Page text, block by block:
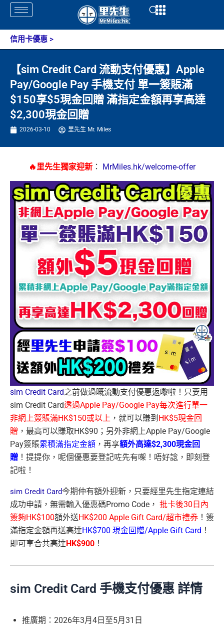
Skip
content
Open
信用卡優惠 >
【sim Credit Card 流動支付優惠】Apple
Pay/Google Pay 手機支付 單一簽賬滿
$150享$5現金回贈 滿指定金額再享高達
$2,300現金回贈
2026-03-10 里先生 Mr. Miles
🔥里先生獨家迎新 ： MrMiles.hk/welcome-offer
sim Credit Card之前做過嘅流動支付優惠返嚟啦！只要用
sim Credit Card透過Apple Pay/Google Pay每次進行單一
非網上簽賬滿HK$150或以上 ，就可以賺到 HK$5現金回
贈 ，最高可以賺取HK$90；另外非網上Apple Pay/Google
Pay簽賬累積滿指定金額 ，再享額外高達$2,300現金回
贈 ！提提你，呢個優惠要登記咗先有㗎！唔好諗，即刻登
記啦！
sim Credit Card今期仲有額外迎新，只要經里先生指定連結
成功申請，無需輸入優惠碼Promo Code， 批卡後30日內
簽夠HK$100額外送HK$200 Apple Gift Card/超市禮券 ！簽
滿指定金額再送高達HK$700 現金回贈/Apple Gift Card ！
即可享合共高達 HK$900 ！
sim Credit Card 手機支付優惠 詳情
推廣期：2026年3月4日至5月31日